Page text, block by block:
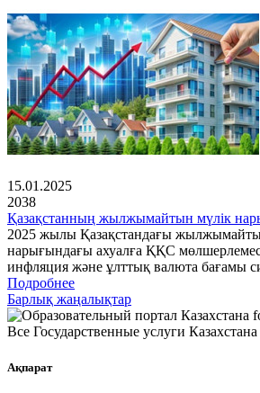
15.01.2025
2038
Қазақстанның жылжымайтын мүлік
2025 жылы Қазақстандағы
нарығындағы ахуалға ҚҚС
инфляция және ұлттық валюта бағамы
Подробнее
Барлық жаңалықтар
Все Государственные услуги Казахстана
Ақпарат